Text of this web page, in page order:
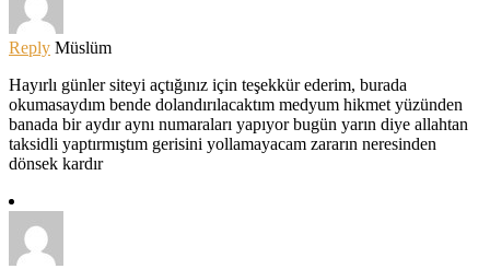
Reply Müslüm
Hayırlı günler siteyi açtığınız için teşekkür ederim, burada
okumasaydım bende dolandırılacaktım medyum hikmet yüzünden
banada bir aydır aynı numaraları yapıyor bugün yarın diye allahtan
taksidli yaptırmıştım gerisini yollamayacam zararın neresinden
dönsek kardır